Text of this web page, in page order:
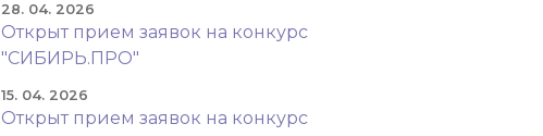
28. 04. 2026
Открыт прием заявок на конкурс
"СИБИРЬ.ПРО"
15. 04. 2026
Открыт прием заявок на конкурс